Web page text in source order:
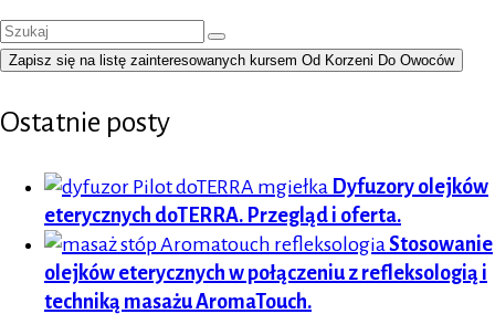
Szuklaj
w:Zapisz się na listę zainteresowanych kursem Od Korzeni Do Owoców
Ostatnie posty
Dyfuzory olejków
eterycznych doTERRA. Przegląd i oferta.
Stosowanie
olejków eterycznych w połączeniu z refleksologią i
techniką masażu AromaTouch.